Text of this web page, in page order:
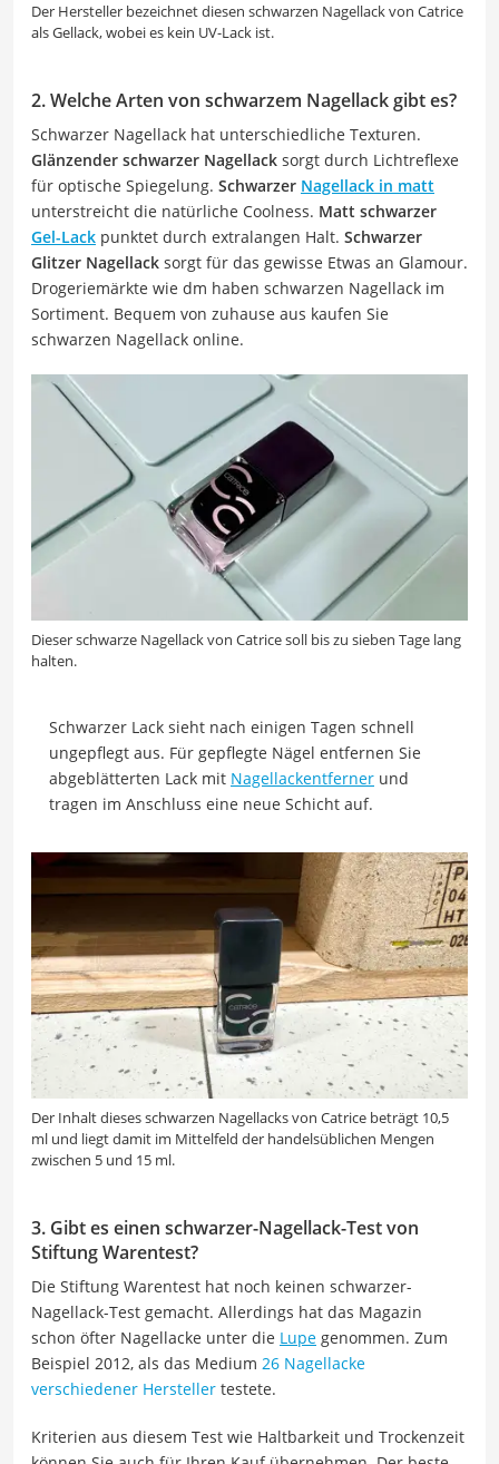
Der Hersteller bezeichnet diesen schwarzen Nagellack von Catrice
als Gellack, wobei es kein UV-Lack ist.
2. Welche Arten von schwarzem Nagellack gibt es?
Schwarzer Nagellack hat unterschiedliche Texturen.
Glänzender schwarzer Nagellack sorgt durch Lichtreflexe
für optische Spiegelung. Schwarzer Nagellack in matt
unterstreicht die natürliche Coolness. Matt schwarzer
Gel-Lack punktet durch extralangen Halt. Schwarzer
Glitzer Nagellack sorgt für das gewisse Etwas an Glamour.
Drogeriemärkte wie dm haben schwarzen Nagellack im
Sortiment. Bequem von zuhause aus kaufen Sie
schwarzen Nagellack online.
Dieser schwarze Nagellack von Catrice soll bis zu sieben Tage lang
halten.
Schwarzer Lack sieht nach einigen Tagen schnell
ungepflegt aus. Für gepflegte Nägel entfernen Sie
abgeblätterten Lack mit Nagellackentferner und
tragen im Anschluss eine neue Schicht auf.
Der Inhalt dieses schwarzen Nagellacks von Catrice beträgt 10,5
ml und liegt damit im Mittelfeld der handelsüblichen Mengen
zwischen 5 und 15 ml.
3. Gibt es einen schwarzer-Nagellack-Test von
Stiftung Warentest?
Die Stiftung Warentest hat noch keinen schwarzer-
Nagellack-Test gemacht. Allerdings hat das Magazin
schon öfter Nagellacke unter die Lupe genommen. Zum
Beispiel 2012, als das Medium 26 Nagellacke
verschiedener Hersteller testete.
Kriterien aus diesem Test wie Haltbarkeit und Trockenzeit